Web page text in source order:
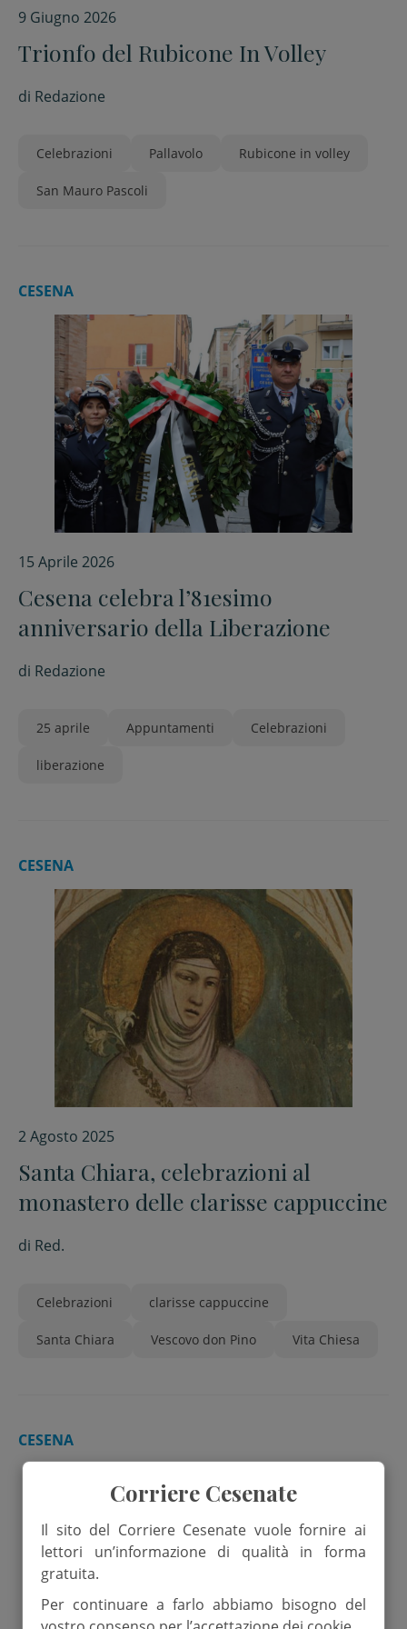
9 Giugno 2026
Trionfo del Rubicone In Volley
di Redazione
Celebrazioni Pallavolo Rubicone in volley
San Mauro Pascoli
CESENA
15 Aprile 2026
Cesena celebra l’81esimo
anniversario della Liberazione
di Redazione
25 aprile Appuntamenti Celebrazioni
liberazione
CESENA
2 Agosto 2025
Santa Chiara, celebrazioni al
monastero delle clarisse cappuccine
di Red.
Celebrazioni clarisse cappuccine
Santa Chiara Vescovo don Pino Vita Chiesa
CESENA
Corriere Cesenate
Il sito del Corriere Cesenate vuole fornire ai
lettori un’informazione di qualità in forma
gratuita.
Per continuare a farlo abbiamo bisogno del